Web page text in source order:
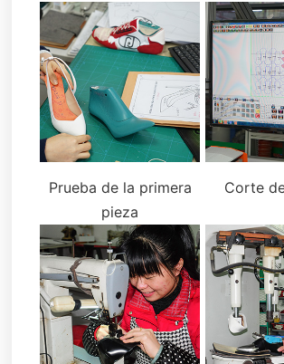
Prueba de la primera
pieza
Corte